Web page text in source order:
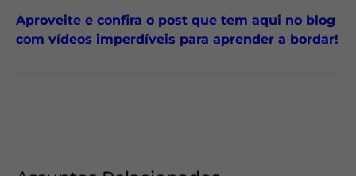
Aproveite e confira o post que tem aqui no blog
com vídeos imperdíveis para aprender a bordar!